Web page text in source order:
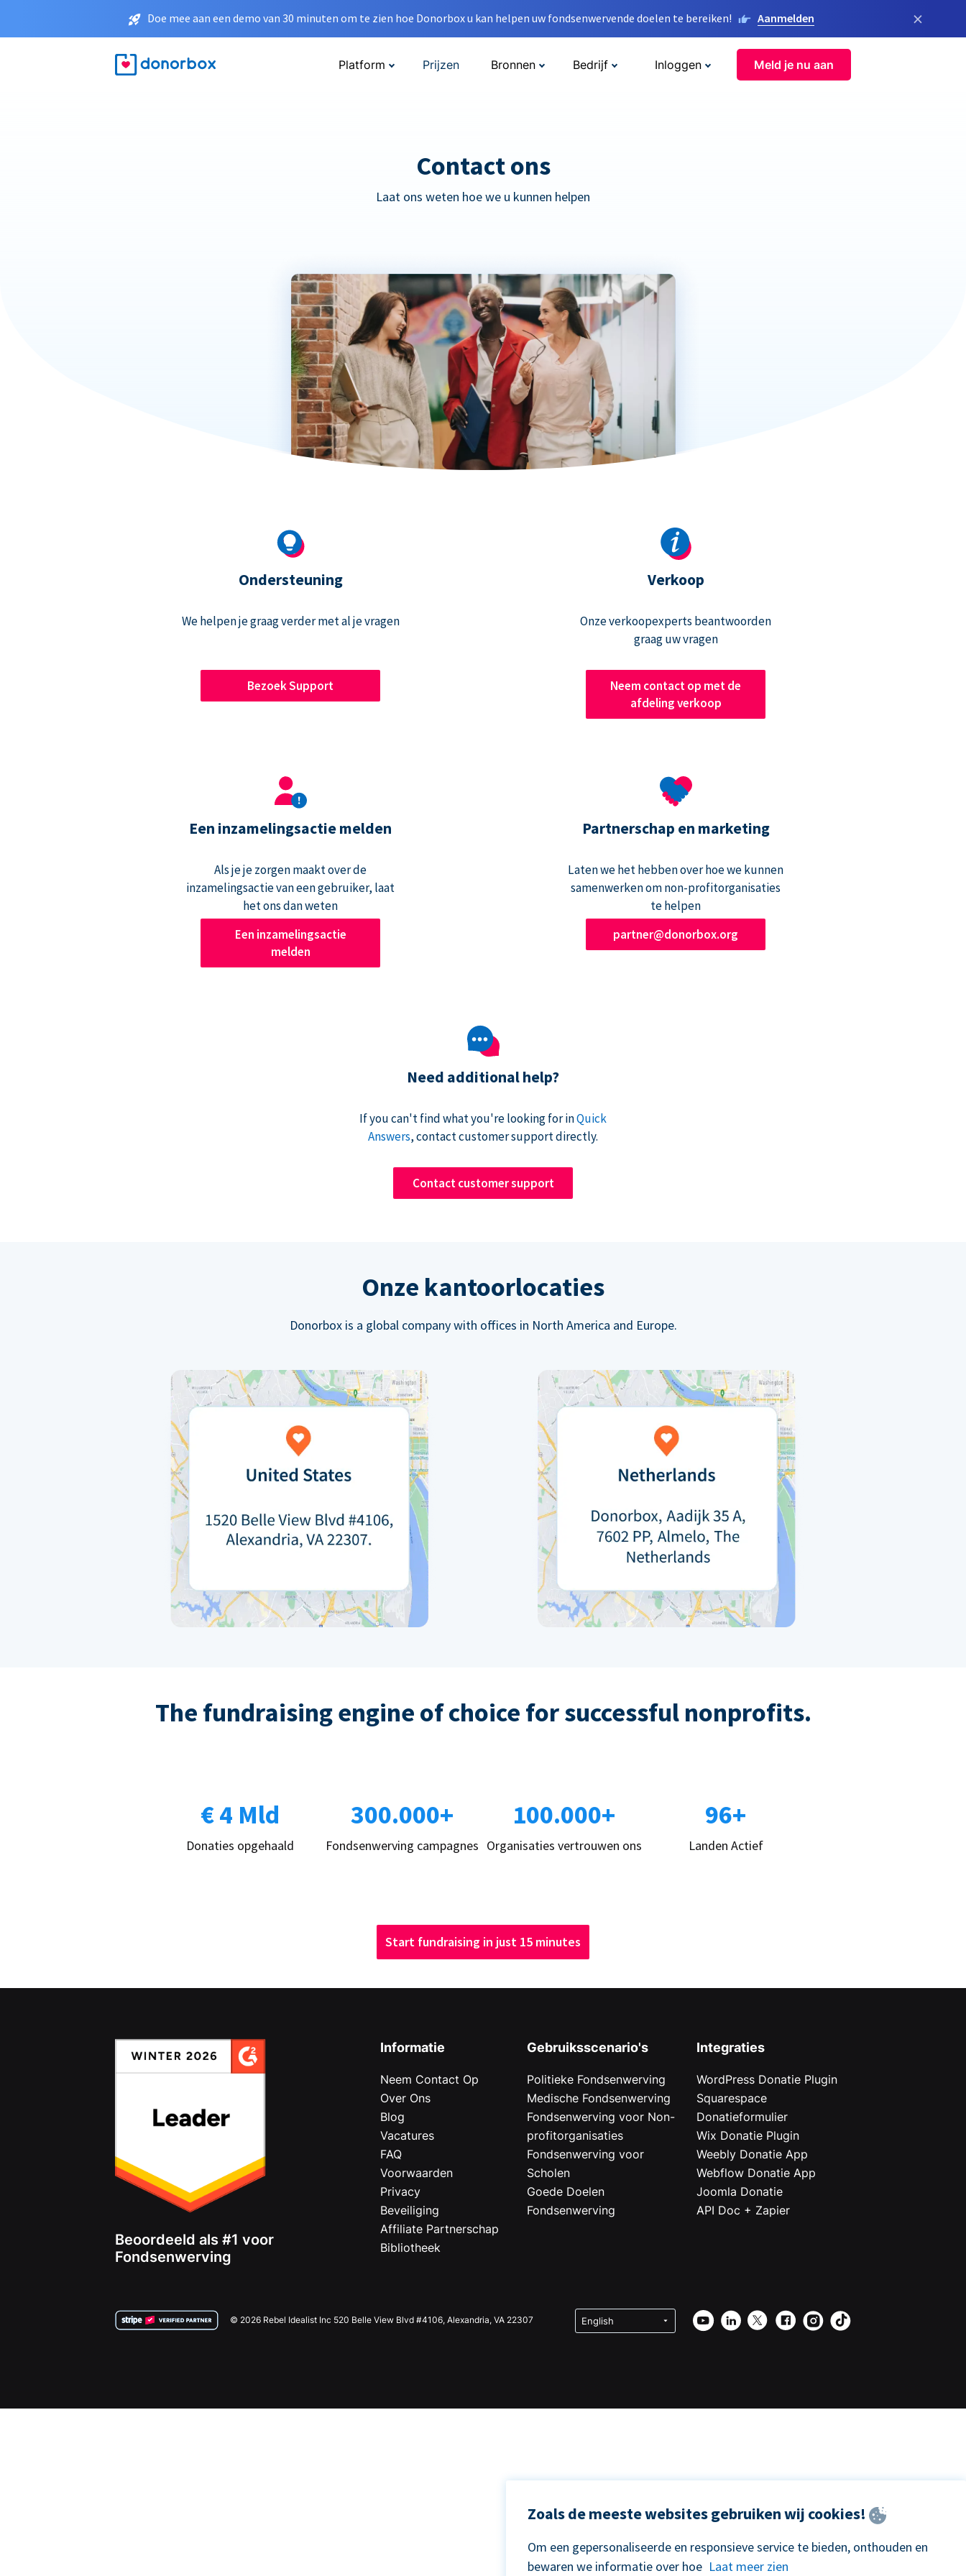
Doe mee aan een demo van 30 minuten om te zien hoe Donorbox u kan helpen uw fondsenwervende doelen te bereiken! Aanmelden ×
Platform Prijzen Bronnen Bedrijf Inloggen Meld je nu aan
Contact ons
Laat ons weten hoe we u kunnen helpen
Ondersteuning
We helpen je graag verder met al je vragen
Bezoek Support
Verkoop
Onze verkoopexperts beantwoorden
graag uw vragen
Neem contact op met de
afdeling verkoop
Een inzamelingsactie melden
Als je je zorgen maakt over de
inzamelingsactie van een gebruiker, laat
het ons dan weten
Een inzamelingsactie
melden
Partnerschap en marketing
Laten we het hebben over hoe we kunnen
samenwerken om non-profitorganisaties
te helpen
partner@donorbox.org
Need additional help?
If you can't find what you're looking for inQuick
Answers, contact customer support directly.
Contact customer support
Onze kantoorlocaties
Donorbox is a global company with offices in North America and Europe.
The fundraising engine of choice for successful nonprofits.
€ 4 Mld
Donaties opgehaald
300.000+
Fondsenwerving campagnes
100.000+
Organisaties vertrouwen ons
96+
Landen Actief
Start fundraising in just 15 minutes
Beoordeeld als #1 voor
Fondsenwerving
Informatie
Neem Contact Op
Over Ons
Blog
Vacatures
FAQ
Voorwaarden
Privacy
Beveiliging
Affiliate Partnerschap
Bibliotheek
Gebruiksscenario's
Politieke Fondsenwerving
Medische Fondsenwerving
Fondsenwerving voor Non-
profitorganisaties
Fondsenwerving voor
Scholen
Goede Doelen
Fondsenwerving
Integraties
WordPress Donatie Plugin
Squarespace
Donatieformulier
Wix Donatie Plugin
Weebly Donatie App
Webflow Donatie App
Joomla Donatie
API Doc + Zapier
© 2026 Rebel Idealist Inc 520 Belle View Blvd #4106, Alexandria, VA 22307
Zoals de meeste websites gebruiken wij cookies!
Om een gepersonaliseerde en responsieve service te bieden, onthouden en
bewaren we informatie over hoe Laat meer zien